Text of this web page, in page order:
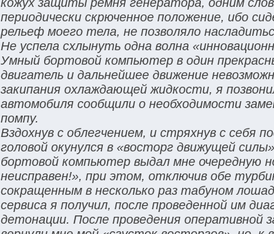
кожух защиты ремня генератора, одним
периодически скрюченное положение, ибо
рельеф моего тела, не позволяло
Не успела схлынуть одна волна
Умный бортовой компьютер в один
двигатель и дальнейшее движение
закипания охлаждающей жидкости, я
автомобиля сообщили о необходимости
помпу.
Вздохнув с облегчением, и стряхнув с себя
головой окунулся в «восторг движущей
бортовой компьютер выдал мне очередную
неисправен!», при этом, отключив обе
сокращенным в несколько раз табуном
сервиса я получил, после проведенной им
детонации. После проведения оперативной